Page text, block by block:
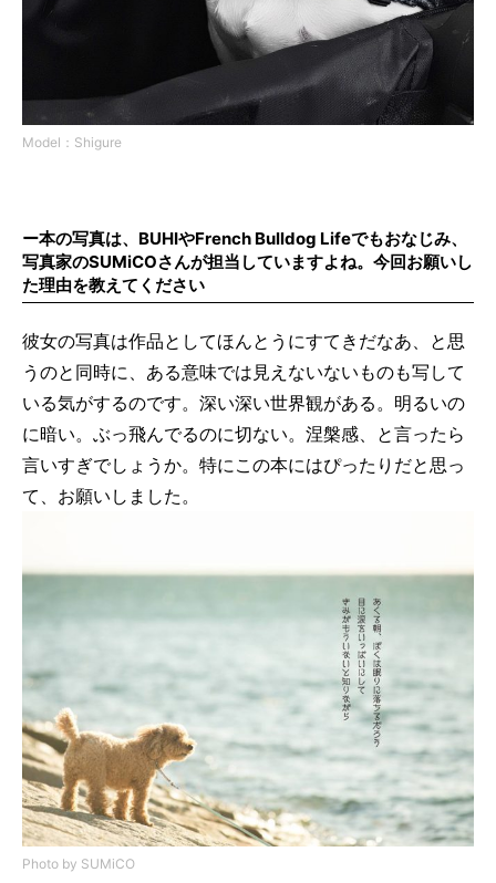
Model：Shigure
ー本の写真は、BUHIやFrench Bulldog Lifeでもおなじみ、
写真家のSUMiCOさんが担当していますよね。今回お願いし
た理由を教えてください
彼女の写真は作品としてほんとうにすてきだなあ、と思
うのと同時に、ある意味では見えないないものも写して
いる気がするのです。深い深い世界観がある。明るいの
に暗い。ぶっ飛んでるのに切ない。涅槃感、と言ったら
言いすぎでしょうか。特にこの本にはぴったりだと思っ
て、お願いしました。
Photo by SUMiCO